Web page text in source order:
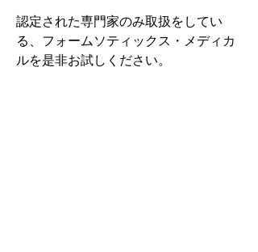
認定された専門家のみ取扱をしてい
る、フォームソティックス・メディカ
ルを是非お試しください。